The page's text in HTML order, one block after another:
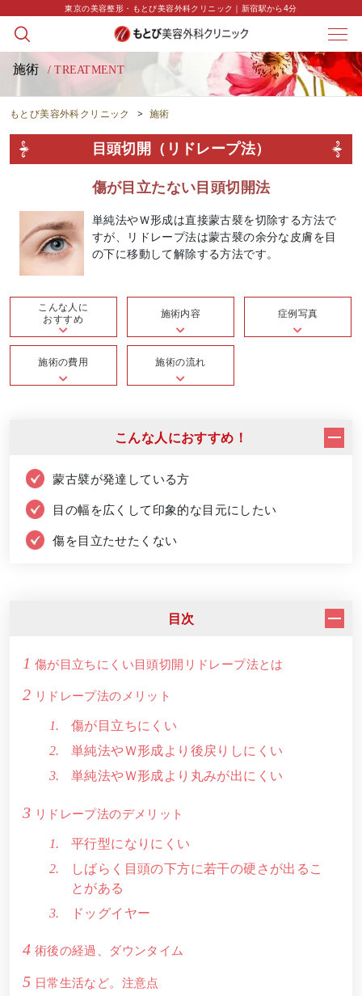
東京の美容整形・もとび美容外科クリニック｜新宿駅から4分
施術 / TREATMENT
もとび美容外科クリニック > 施術
目頭切開（リドレープ法）
傷が目立たない目頭切開法
単純法やＷ形成は直接蒙古襞を切除する方法で
すが、リドレープ法は蒙古襞の余分な皮膚を目
の下に移動して解除する方法です。
こんな人に
おすすめ
施術内容 症例写真
施術の費用 施術の流れ
こんな人におすすめ！
蒙古襞が発達している方
目の幅を広くして印象的な目元にしたい
傷を目立たせたくない
目次
1 傷が目立ちにくい目頭切開リドレープ法とは
2 リドレープ法のメリット
傷が目立ちにくい
単純法やＷ形成より後戻りしにくい
単純法やＷ形成より丸みが出にくい
3 リドレープ法のデメリット
平行型になりにくい
しばらく目頭の下方に若干の硬さが出るこ
とがある
ドッグイヤー
4 術後の経過、ダウンタイム
5 日常生活など。注意点